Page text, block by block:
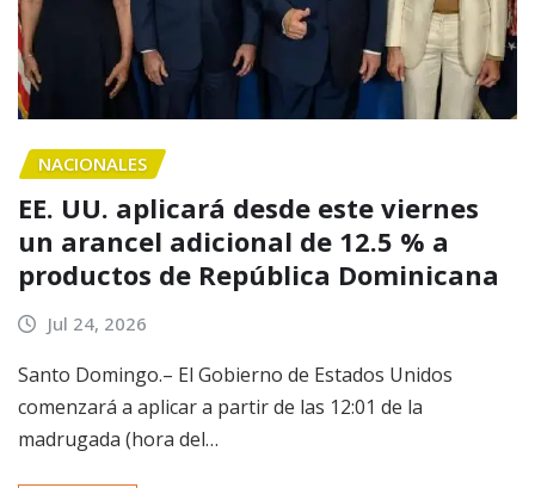
NACIONALES
EE. UU. aplicará desde este viernes
un arancel adicional de 12.5 % a
productos de República Dominicana
Jul 24, 2026
Santo Domingo.– El Gobierno de Estados Unidos
comenzará a aplicar a partir de las 12:01 de la
madrugada (hora del…